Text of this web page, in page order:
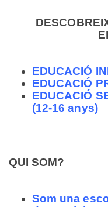
EDUCACIÓ
EDUCACIÓ
EDUCACIÓ
(12-16 anys)
QUI SOM?
Som una